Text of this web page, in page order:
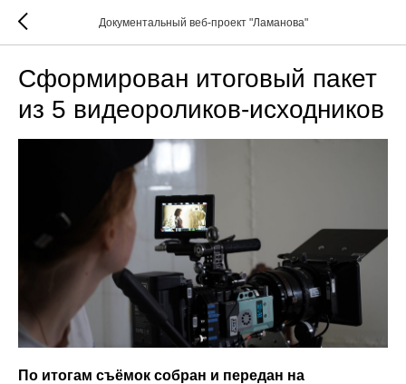
Документальный веб-проект "Ламанова"
Сформирован итоговый пакет
из 5 видеороликов-исходников
По итогам съёмок собран и передан на